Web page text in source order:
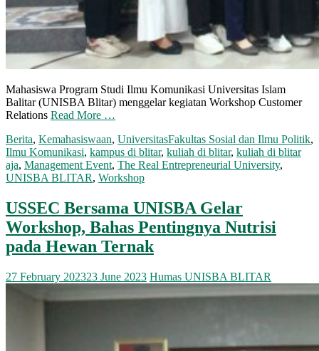
Mahasiswa Program Studi Ilmu Komunikasi Universitas Islam
Balitar (UNISBA Blitar) menggelar kegiatan Workshop Customer
Relations Read More …
Berita, Kemahasiswaan, UniversitasFakultas Sosial dan Ilmu Politik,
Ilmu Komunikasi, kampus di blitar, kuliah di blitar, kuliah di blitar
aja, Management Event, The Real Entrepreneurial University,
UNISBA BLITAR, Workshop
USSEC Bersama UNISBA Gelar
Workshop, Bahas Pentingnya Nutrisi
pada Hewan Ternak
27 February 202323 June 2023 Humas UNISBA BLITAR